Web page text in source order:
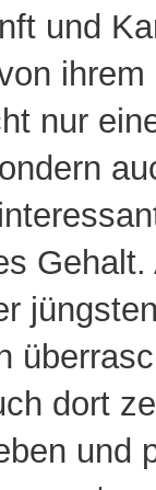
und
nur
dort
und